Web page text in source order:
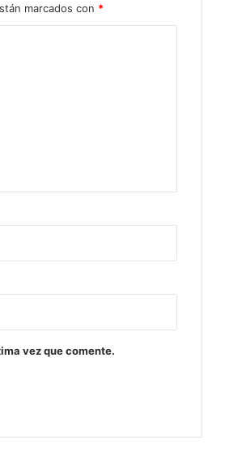
marcados con *
vez que comente.